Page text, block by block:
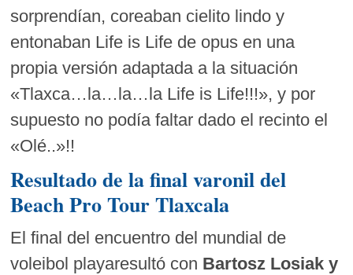
sorprendían, coreaban cielito lindo y
entonaban Life is Life de opus en una
propia versión adaptada a la situación
«Tlaxca…la…la…la Life is Life!!!», y por
supuesto no podía faltar dado el recinto el
«Olé..»!!
Resultado de la final varonil del
Beach Pro Tour Tlaxcala
El final del encuentro del mundial de
voleibol playaresultó con Bartosz Losiak y